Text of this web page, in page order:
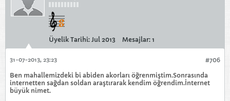
Üyelik Tarihi: Jul 2013 Mesajlar: 1
#706
31-07-2013, 23:23
Ben mahallemizdeki bi abiden akorları öğrenmiştim.Sonrasında
internetten sağdan soldan araştırarak kendim öğrendim.İnternet
büyük nimet.